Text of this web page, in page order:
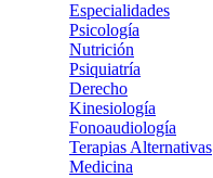
Especialidades
Psicología
Nutrición
Psiquiatría
Derecho
Kinesiología
Fonoaudiología
Terapias Alternativas
Medicina